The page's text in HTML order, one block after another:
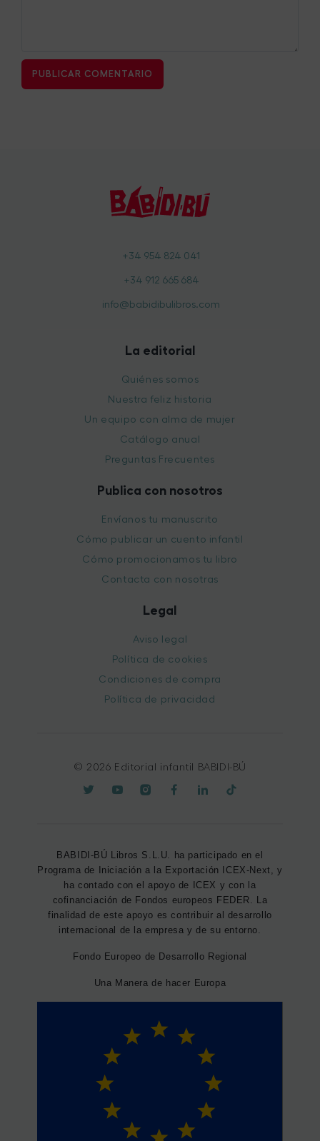
+34 954 824 041
+34 912 665 684
info@babidibulibros.com
La editorial
Quiénes somos
Nuestra feliz historia
Un equipo con alma de mujer
Catálogo anual
Preguntas Frecuentes
Publica con nosotros
Envíanos tu manuscrito
Cómo publicar un cuento infantil
Cómo promocionamos tu libro
Contacta con nosotras
Legal
Aviso legal
Política de cookies
Condiciones de compra
Política de privacidad
© 2026 Editorial infantil BABIDI-BÚ
BABIDI-BÚ Libros S.L.U. ha participado en el
Programa de Iniciación a la Exportación ICEX-Next, y
ha contado con el apoyo de ICEX y con la
cofinanciación de Fondos europeos FEDER. La
finalidad de este apoyo es contribuir al desarrollo
internacional de la empresa y de su entorno.
Fondo Europeo de Desarrollo Regional
Una Manera de hacer Europa